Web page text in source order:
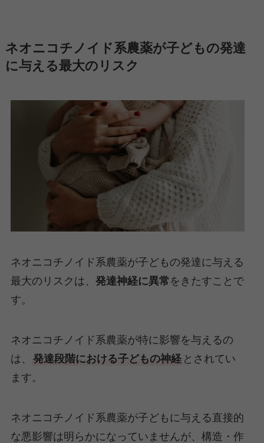
ネオニコチノイド系農薬が子どもの発達
に与える最大のリスク
ネオニコチノイド系農薬が子どもの発達に与える
最大のリスクは、 発達神経に異常 をきたすことで
す。
ネオニコチノイド系農薬が特に影響を与えるの
は、
発達段階における子どもの神経 とされてい
ます。
ネオニコチノイド系農薬が子どもに与える直接的
な悪影響は明らかになっていませんが、構造・作